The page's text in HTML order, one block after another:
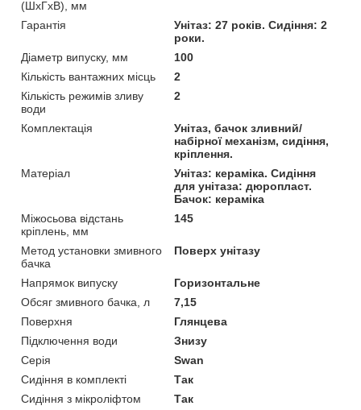
(ШхГхВ), мм
Гарантія
Унітаз: 27 років. Сидіння: 2
роки.
Діаметр випуску, мм
100
Кількість вантажних місць
2
Кількість режимів зливу
води
2
Комплектація
Унітаз, бачок зливний/
набірної механізм, сидіння,
кріплення.
Матеріал
Унітаз: кераміка. Сидіння
для унітаза: дюропласт.
Бачок: кераміка
Міжосьова відстань
кріплень, мм
145
Метод установки змивного
бачка
Поверх унітазу
Напрямок випуску
Горизонтальне
Обсяг змивного бачка, л
7,15
Поверхня
Глянцева
Підключення води
Знизу
Серія
Swan
Сидіння в комплекті
Так
Сидіння з мікроліфтом
Так